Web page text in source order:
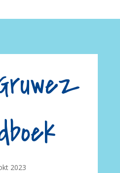
2023